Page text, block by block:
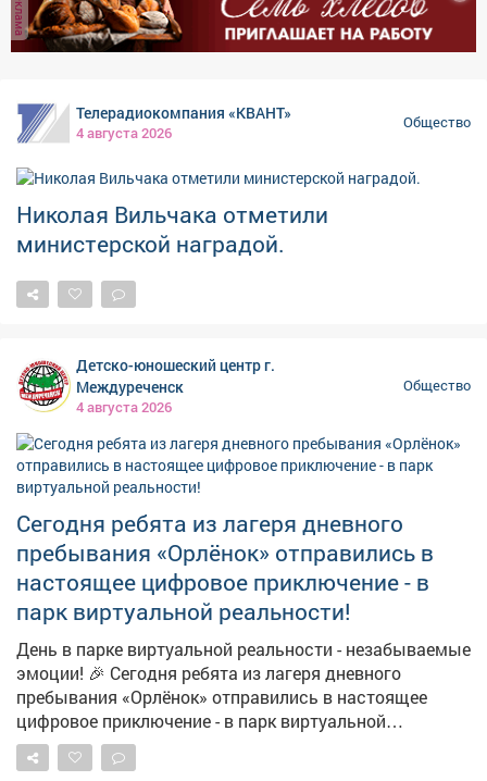
сочувствию, уважению, благодарности. И голос Лилии,
звучавший в наушниках, стал для ребят голосом
Телерадиокомпания «КВАНТ»
4 августа 2026
Общество
Николая Вильчака отметили
министерской наградой.
Детско-юношеский центр г.
Междуреченск
4 августа 2026
Общество
Сегодня ребята из лагеря дневного
пребывания «Орлёнок» отправились в
настоящее цифровое приключение - в
парк виртуальной реальности!
День в парке виртуальной реальности - незабываемые
эмоции! 🎉 Сегодня ребята из лагеря дневного
пребывания «Орлёнок» отправились в настоящее
цифровое приключение - в парк виртуальной
реальности! 🎮✨ Казалось, что грань между
реальностью и фантастикой просто растворилась: